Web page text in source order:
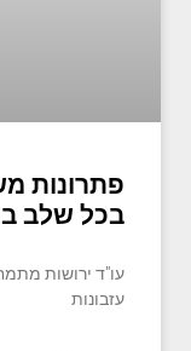
פתרונות
בכל שלב
עו"ד ירושות
עזבונות